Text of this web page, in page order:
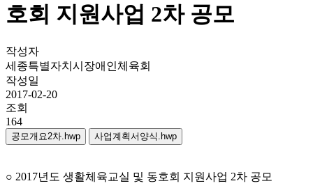
호회 지원사업 2차 공모
작성자
세종특별자치시장애인체육회
작성일
2017-02-20
조회
164
공모개요2차.hwp 사업계획서양식.hwp
○ 2017년도 생활체육교실 및 동호회 지원사업 2차 공모